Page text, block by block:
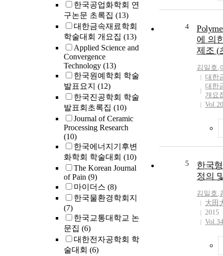
한국공업화학회 연
구논문 초록집 (13)
대한금속재료학회
학술대회 개요집 (13)
Applied Science and
Convergence
Technology (13)
한국원예학회 학술
발표요지 (12)
한국진공학회 학술
발표회초록집 (10)
Journal of Ceramic
Processing Research
(10)
한국에너지기후변
화학회 학술대회 (10)
The Korean Journal
of Pain (9)
마이더스 (8)
한국물환경학회지
(7)
한국교통대학교 논
문집 (6)
대한전자공학회 학
술대회 (6)
merit
reverse
crystal
changed
4
에 의
제조 (
김일호,
대한
대한
개요
5
한국
정의
김일호,
大田
2015